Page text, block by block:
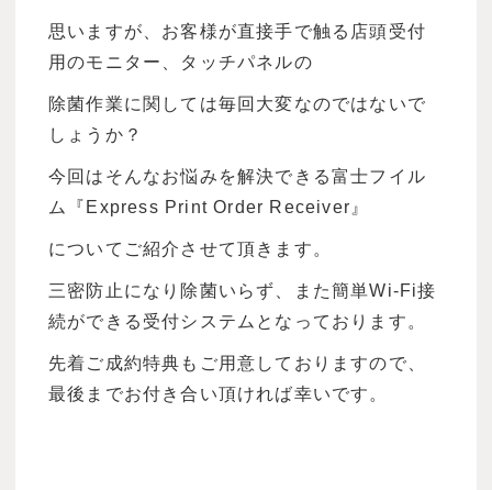
思いますが、お客様が直接手で触る店頭受付
用のモニター、タッチパネルの
除菌作業に関しては毎回大変なのではないで
しょうか？
今回はそんなお悩みを解決できる富士フイル
ム『Express Print Order Receiver』
についてご紹介させて頂きます。
三密防止になり除菌いらず、また簡単Wi-Fi接
続ができる受付システムとなっております。
先着ご成約特典もご用意しておりますので、
最後までお付き合い頂ければ幸いです。